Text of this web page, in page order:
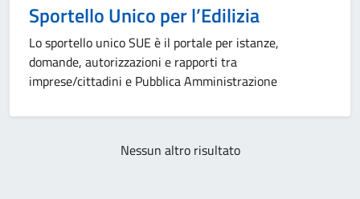
Sportello Unico per l’Edilizia
Lo sportello unico SUE è il portale per istanze,
domande, autorizzazioni e rapporti tra
imprese/cittadini e Pubblica Amministrazione
Nessun altro risultato